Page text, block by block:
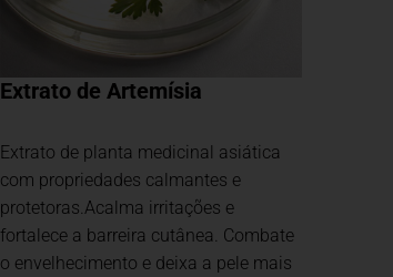
Extrato de Artemísia
Extrato de planta medicinal asiática
com propriedades calmantes e
protetoras.Acalma irritações e
fortalece a barreira cutânea. Combate
o envelhecimento e deixa a pele mais